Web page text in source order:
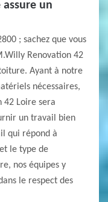
un
; sachez que vous
Renovation 42
Ayant à notre
nécessaires,
42 Loire sera
un travail bien
qui répond à
le type de
nos équipes y
le respect des